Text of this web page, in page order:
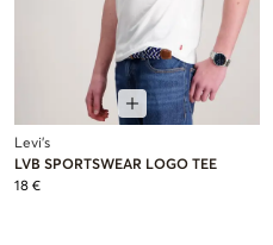
Levi's
LVB SPORTSWEAR LOGO TEE
18 €